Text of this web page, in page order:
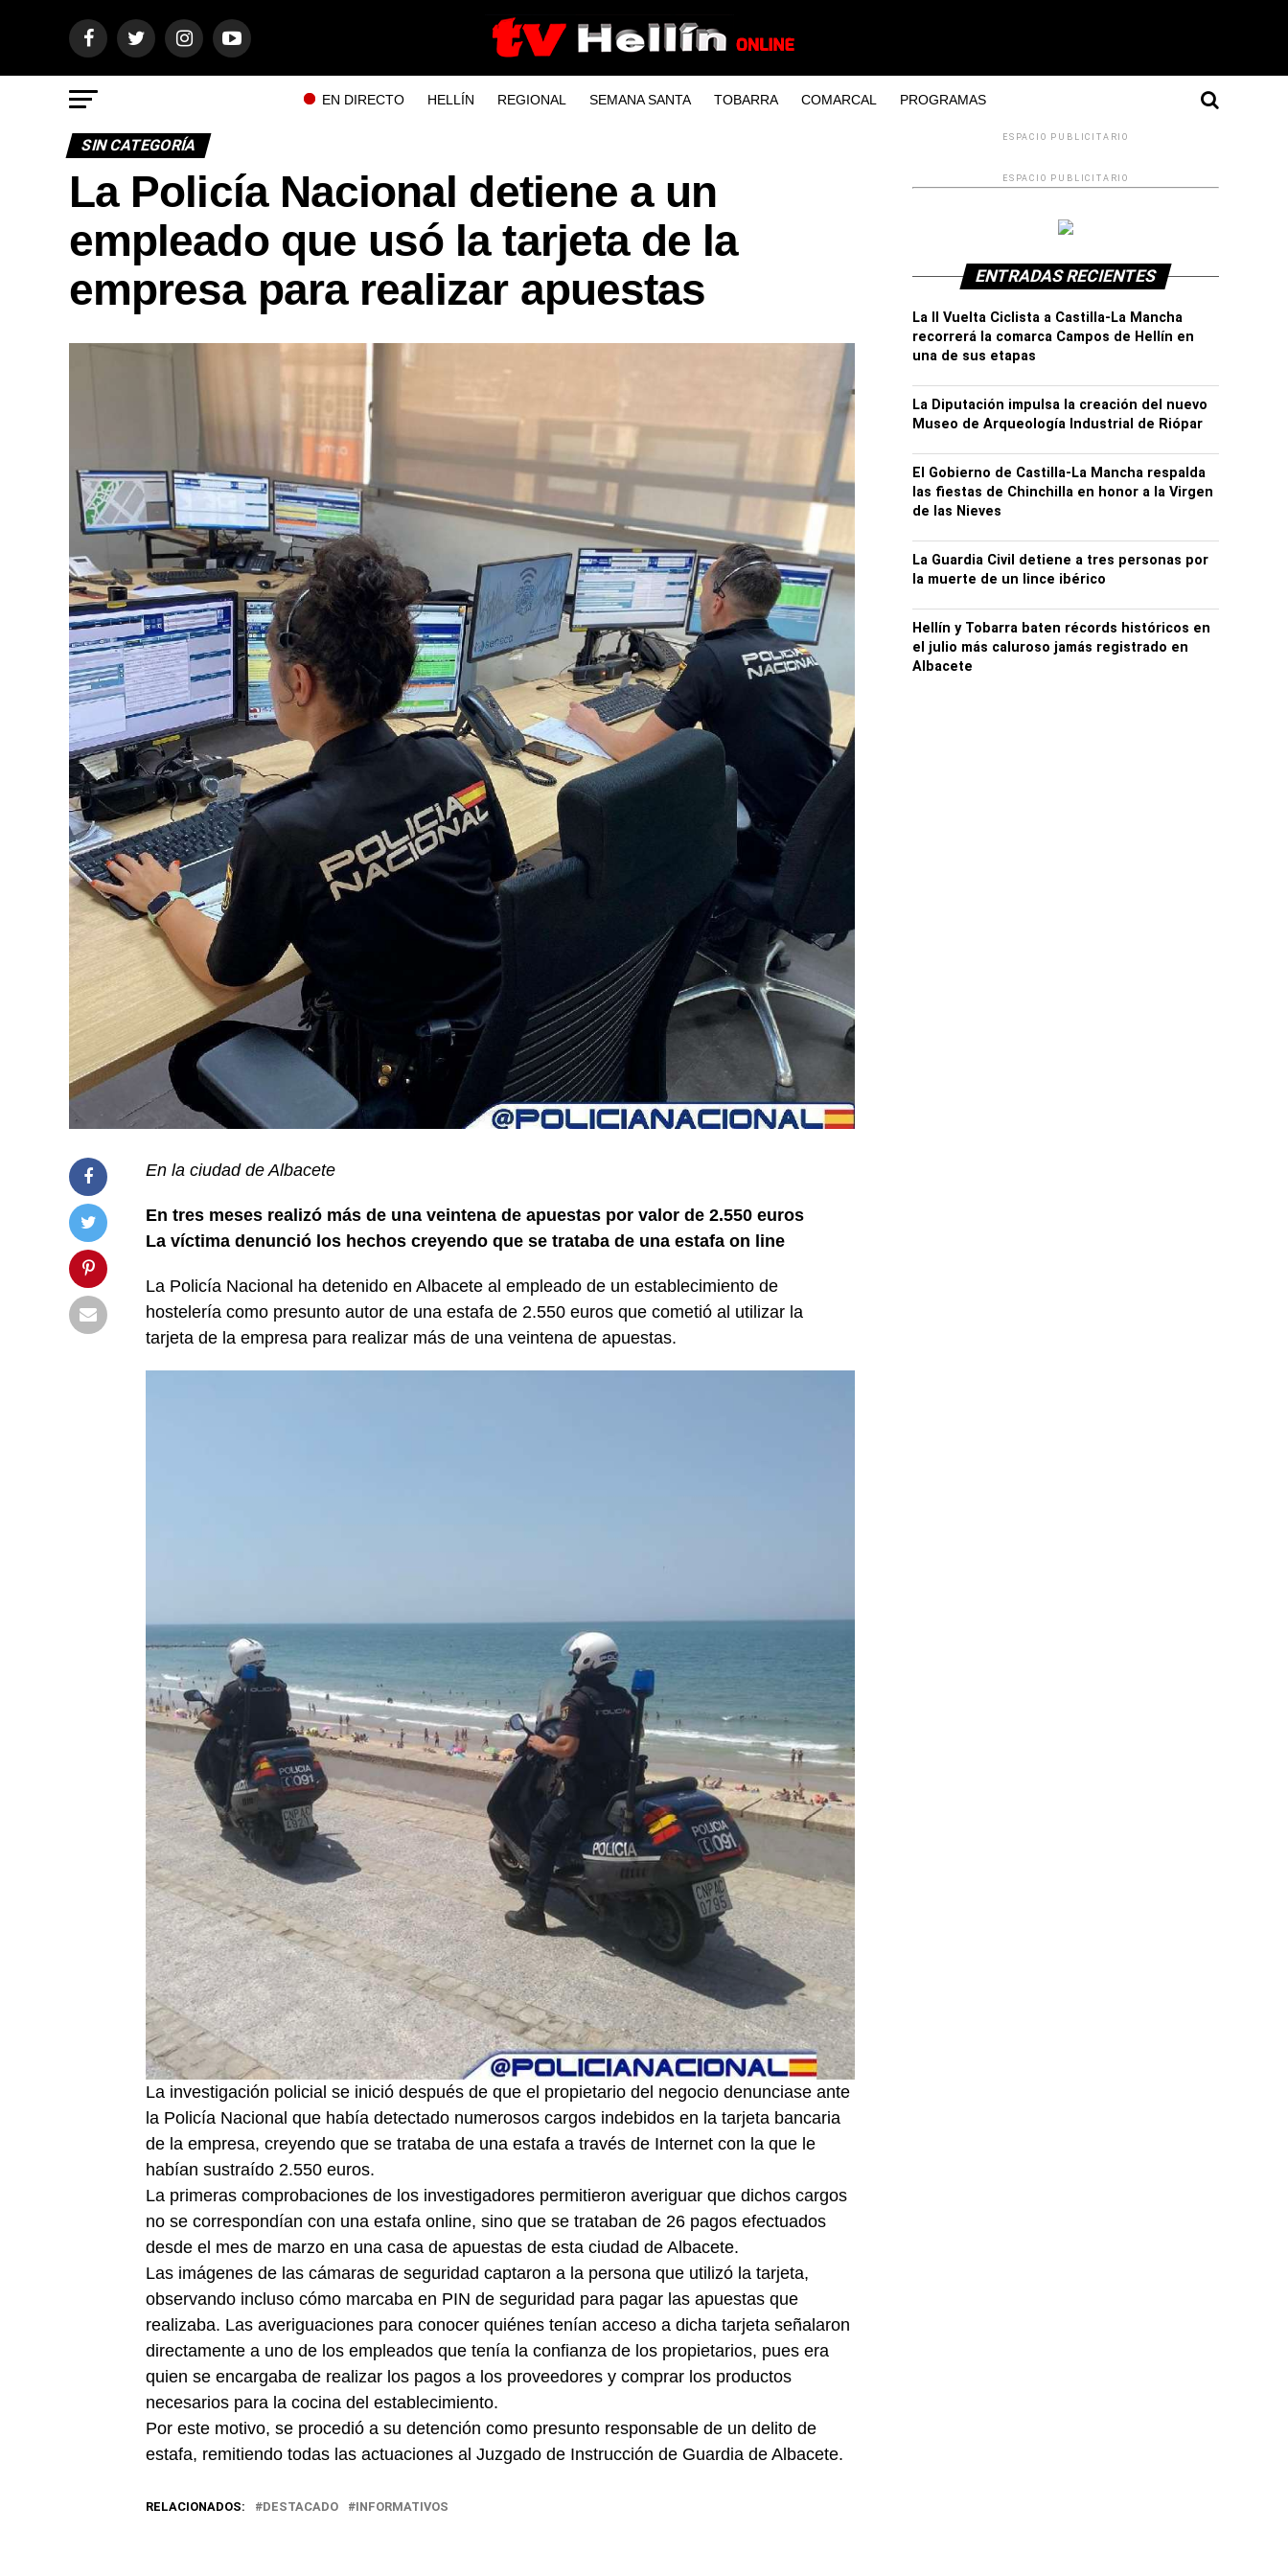
EN DIRECTO HELLÍN REGIONAL SEMANA SANTA TOBARRA COMARCAL PROGRAMAS
SIN CATEGORÍA
La Policía Nacional detiene a un
empleado que usó la tarjeta de la
empresa para realizar apuestas
En la ciudad de Albacete
En tres meses realizó más de una veintena de apuestas por valor de 2.550 euros
La víctima denunció los hechos creyendo que se trataba de una estafa on line
La Policía Nacional ha detenido en Albacete al empleado de un establecimiento de
hostelería como presunto autor de una estafa de 2.550 euros que cometió al utilizar la
tarjeta de la empresa para realizar más de una veintena de apuestas.
La investigación policial se inició después de que el propietario del negocio denunciase ante
la Policía Nacional que había detectado numerosos cargos indebidos en la tarjeta bancaria
de la empresa, creyendo que se trataba de una estafa a través de Internet con la que le
habían sustraído 2.550 euros.
La primeras comprobaciones de los investigadores permitieron averiguar que dichos cargos
no se correspondían con una estafa online, sino que se trataban de 26 pagos efectuados
desde el mes de marzo en una casa de apuestas de esta ciudad de Albacete.
Las imágenes de las cámaras de seguridad captaron a la persona que utilizó la tarjeta,
observando incluso cómo marcaba en PIN de seguridad para pagar las apuestas que
realizaba. Las averiguaciones para conocer quiénes tenían acceso a dicha tarjeta señalaron
directamente a uno de los empleados que tenía la confianza de los propietarios, pues era
quien se encargaba de realizar los pagos a los proveedores y comprar los productos
necesarios para la cocina del establecimiento.
Por este motivo, se procedió a su detención como presunto responsable de un delito de
estafa, remitiendo todas las actuaciones al Juzgado de Instrucción de Guardia de Albacete.
RELACIONADOS: DESTACADO INFORMATIVOS
ESPACIO PUBLICITARIO
ESPACIO PUBLICITARIO
ENTRADAS RECIENTES
La II Vuelta Ciclista a Castilla-La Mancha
recorrerá la comarca Campos de Hellín en
una de sus etapas
La Diputación impulsa la creación del nuevo
Museo de Arqueología Industrial de Riópar
El Gobierno de Castilla-La Mancha respalda
las fiestas de Chinchilla en honor a la Virgen
de las Nieves
La Guardia Civil detiene a tres personas por
la muerte de un lince ibérico
Hellín y Tobarra baten récords históricos en
el julio más caluroso jamás registrado en
Albacete